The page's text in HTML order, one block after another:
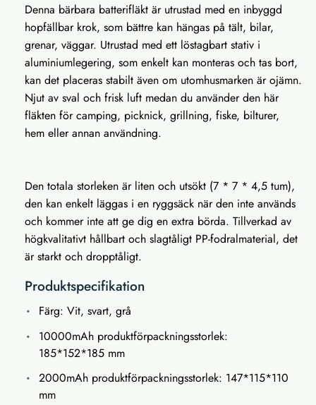
Denna bärbara batterifläkt är utrustad med en inbyggd
hopfällbar krok, som bättre kan hängas på tält, bilar,
grenar, väggar. Utrustad med ett löstagbart stativ i
aluminiumlegering, som enkelt kan monteras och tas bort,
kan det placeras stabilt även om utomhusmarken är ojämn.
Njut av sval och frisk luft medan du använder den här
fläkten för camping, picknick, grillning, fiske, bilturer,
hem eller annan användning.
Den totala storleken är liten och utsökt (7 * 7 * 4,5 tum),
den kan enkelt läggas i en ryggsäck när den inte används
och kommer inte att ge dig en extra börda. Tillverkad av
högkvalitativt hållbart och slagtåligt PP-fodralmaterial, det
är starkt och dropptåligt.
Produktspecifikation
Färg: Vit, svart, grå
10000mAh produktförpackningsstorlek:
185*152*185 mm
2000mAh produktförpackningsstorlek: 147*115*110
mm